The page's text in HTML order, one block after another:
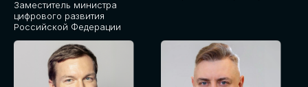
Заместитель министра
цифрового развития
Российской Федерации